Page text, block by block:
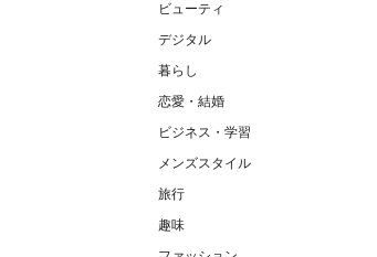
ビューティ
デジタル
暮らし
恋愛・結婚
ビジネス・学習
メンズスタイル
旅行
趣味